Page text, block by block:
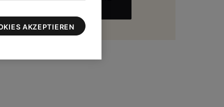
AKZEPTIEREN